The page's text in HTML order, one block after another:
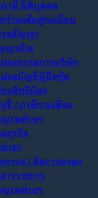
ภาษี นิติบุคคล
างกลับสู่ทะเบียน
วจสัญญา
ญาจ้าง
ลงกรรมการบริษัท
ปลงบัญชีผู้ถือหุ้น
นสิทธิบัตร
/ ภาษีรายเดือน
ญาตต่างๆ
ธุรกิจ
างๆ
รรม / จัดการมรดก
ารราชการ
ญาตต่างๆ